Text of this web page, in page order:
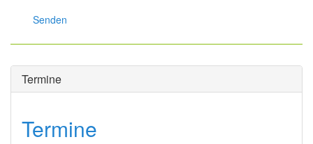
Senden
Termine
Termine